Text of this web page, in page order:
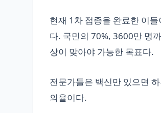
현재 1차 접종을 완료한 이
다. 국민의 70%, 3600만 명
상이 맞아야 가능한 목표다.
전문가들은 백신만 있으면
의율이다.